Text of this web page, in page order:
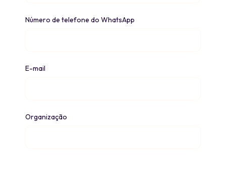
Número de telefone do WhatsApp
E-mail
Organização